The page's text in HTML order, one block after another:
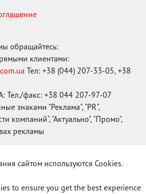
обращайтесь:
клиентами:
Тел: +38 (044) 207-33-05, +38
Тел./факс: +38 044 207-97-07
знаками "Реклама", "PR",
компаний", "Актуально", "Промо",
рекламы
сайтом используются Cookies.
to ensure you get the best experience